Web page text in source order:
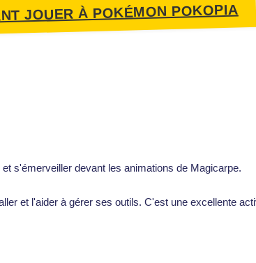
JOUER À POKÉMON POKOPIA
s'émerveiller devant les animations de Magicarpe.
et l'aider à gérer ses outils. C'est une excellente